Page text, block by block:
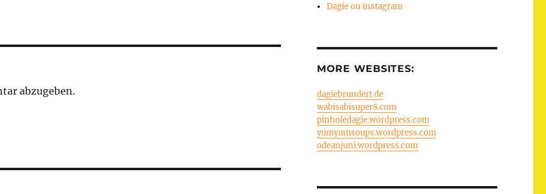
abzugeben.
Dagie on instagram
MORE WEBSITES:
dagiebrundert.de
wabisabisuper8.com
pinholedagie.wordpress.com
yumyumsoups.wordpress.com
odeanjuni.wordpress.com